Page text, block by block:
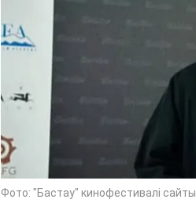
Фото: "Бастау" кинофестивалі сайты